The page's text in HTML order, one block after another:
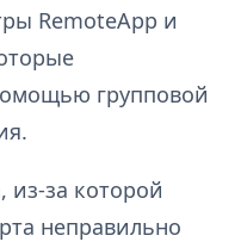
RemoteApp и
групповой
из-за которой
неправильно